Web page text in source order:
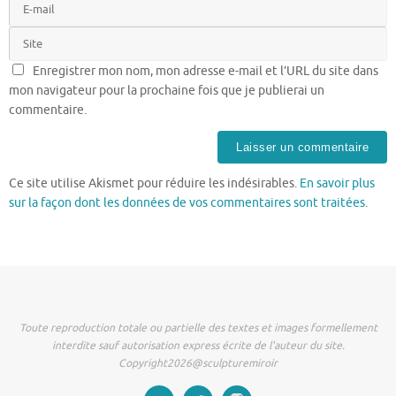
Enregistrer mon nom, mon adresse e-mail et l’URL du site dans
mon navigateur pour la prochaine fois que je publierai un
commentaire.
Ce site utilise Akismet pour réduire les indésirables. En savoir plus
sur la façon dont les données de vos commentaires sont traitées.
Toute reproduction totale ou partielle des textes et images formellement
interdite sauf autorisation express écrite de l'auteur du site.
Copyright2026@sculpturemiroir